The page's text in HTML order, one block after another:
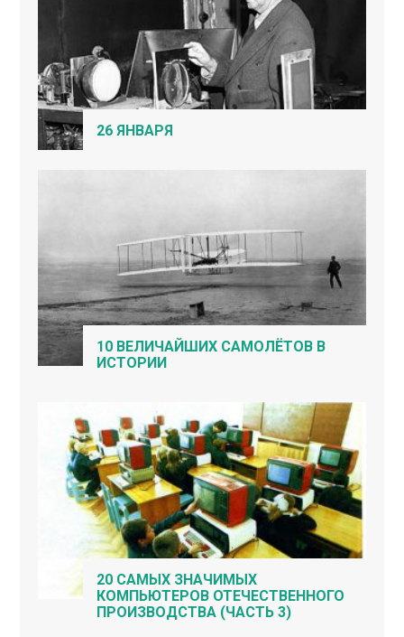
26 ЯНВАРЯ
10 ВЕЛИЧАЙШИХ САМОЛЁТОВ В
ИСТОРИИ
20 САМЫХ ЗНАЧИМЫХ
КОМПЬЮТЕРОВ ОТЕЧЕСТВЕННОГО
ПРОИЗВОДСТВА (ЧАСТЬ 3)